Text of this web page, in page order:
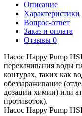
Описание
Характеристики
Вопрос-ответ
Заказ и оплата
Отзывы 0
Насос Happy Pump
перекачивания воды
контурах, таких как
обеззараживание
дозации химии) или
противоток).
Насос Happy Pump